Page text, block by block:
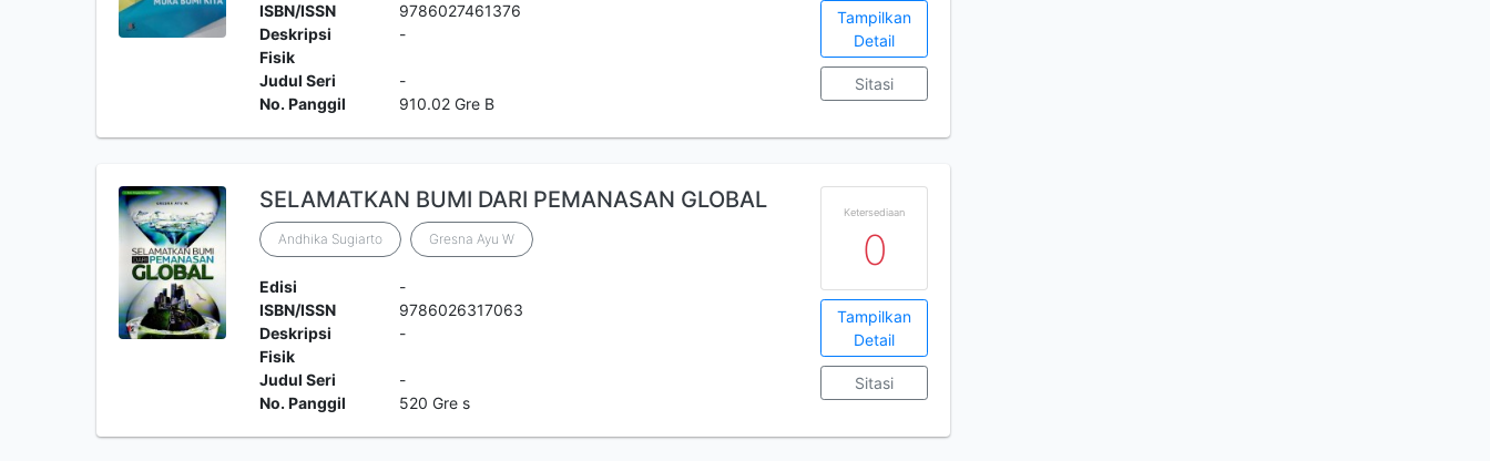
ISBN/ISSN
9786027461376
Deskripsi
Fisik
-
Judul Seri
-
No. Panggil
910.02 Gre B
Tampilkan
Detail
Sitasi
SELAMATKAN BUMI DARI PEMANASAN GLOBAL
Andhika Sugiarto Gresna Ayu W
Edisi
-
ISBN/ISSN
9786026317063
Deskripsi
Fisik
-
Judul Seri
-
No. Panggil
520 Gre s
Ketersediaan
0
Tampilkan
Detail
Sitasi